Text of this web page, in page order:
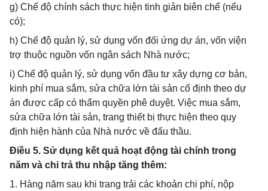
g) Chế độ chính sách thực hiện tinh giản biên chế (nếu
có);
h) Chế độ quản lý, sử dụng vốn đối ứng dự án, vốn viện
trợ thuộc nguồn vốn ngân sách Nhà nước;
i) Chế độ quản lý, sử dụng vốn đầu tư xây dựng cơ bản,
kinh phí mua sắm, sửa chữa lớn tài sản cố định theo dự
án được cấp có thẩm quyền phê duyệt. Việc mua sắm,
sửa chữa lớn tài sản, trang thiết bị thực hiện theo quy
định hiện hành của Nhà nước về đấu thầu.
Điều 5. Sử dụng kết quả hoạt động tài chính trong
năm và chi trả thu nhập tăng thêm:
1. Hàng năm sau khi trang trải các khoản chi phí, nộp